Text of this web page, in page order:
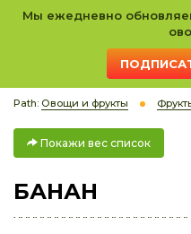
Мы ежедневно
Path: Овощи и фрукты
Покажи вес список
БАНАН